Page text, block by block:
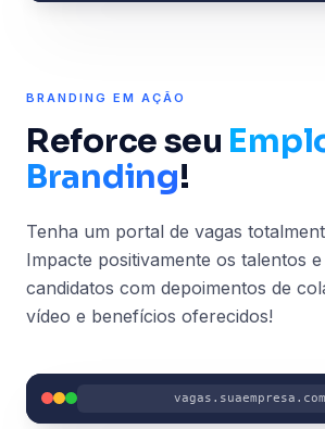
BRANDING EM AÇÃO
Reforce seu
Branding!
Tenha um portal de vagas
Impacte positivamente os talentos
candidatos com depoimentos de
vídeo e benefícios oferecidos!